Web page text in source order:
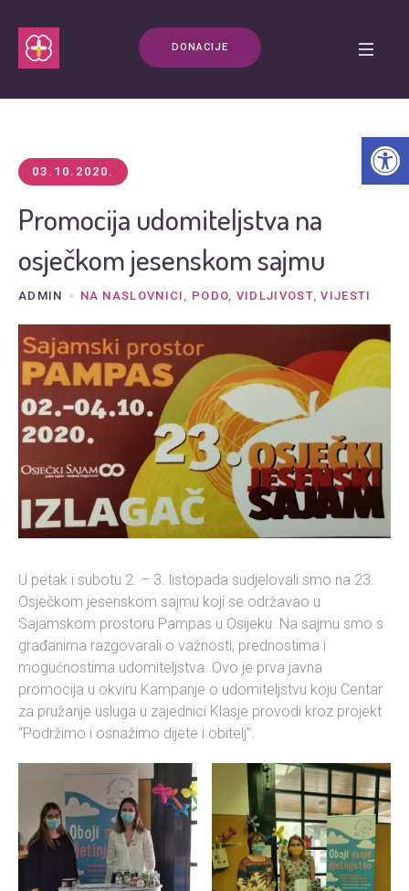
DONACIJE
03.10.2020.
Promocija udomiteljstva na
osječkom jesenskom sajmu
ADMIN NA NASLOVNICI , PODO, VIDLJIVOST,VIJESTI
U petak i subotu 2. – 3. listopada sudjelovali smo na 23.
Osječkom jesenskom sajmu koji se održavao u
Sajamskom prostoru Pampas u Osijeku. Na sajmu smo s
građanima razgovarali o važnosti, prednostima i
mogućnostima udomiteljstva. Ovo je prva javna
promocija u okviru Kampanje o udomiteljstvu koju Centar
za pružanje usluga u zajednici Klasje provodi kroz projekt
“Podržimo i osnažimo dijete i obitelj”.